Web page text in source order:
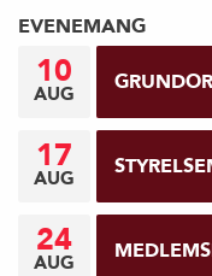
EVENEMANG
10
AUG
17
AUG
24
AUG